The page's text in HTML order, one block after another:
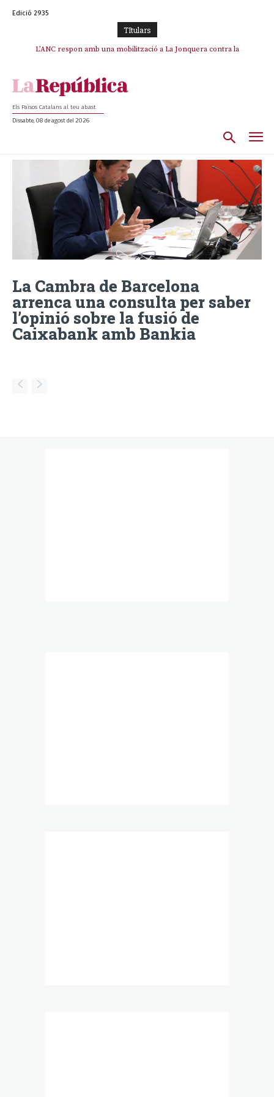
Edició 2935
TItulars
L’ANC respon amb una mobilització a La Jonquera contra la
Els Països Catalans al teu abast
Dissabte, 08 de agost del 2026
La Cambra de Barcelona
arrenca una consulta per saber
l’opinió sobre la fusió de
Caixabank amb Bankia